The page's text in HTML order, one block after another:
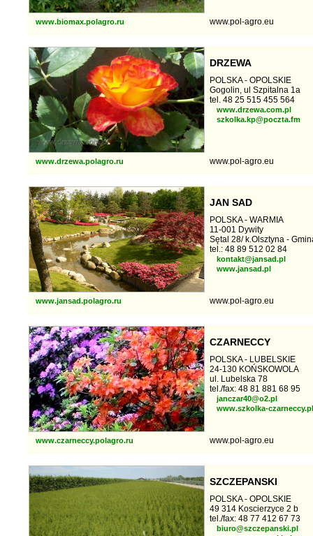
www.biomax.polagro.ru www.pol-agro.eu
DRZEWA
POLSKA - OPOLSKIE
Gogolin, ul Szpitalna 1a
tel. 48 25 515 455 564
www.drzewa.com.pl
szkolka.kp@poczta.fm
www.drzewa.polagro.ru www.pol-agro.eu
JAN SAD
POLSKA - WARMIA
11-001 Dywity
Sętal 28/ k.Olsztyna -
tel.: 48 89 512 02 84
kontakt@jansad.pl
www.jansad.pl
www.jansad.polagro.ru www.pol-agro.eu
CZARNECCY
POLSKA - LUBELSKIE
24-130 KOŃSKOWOLA
ul. Lubelska 78
tel./fax: 48 81 881 68 95
janczar40@o2.pl
www.szkolka-czarneccy.pl
www.czarneccy.polagro.ru www.pol-agro.eu
SZCZEPANSKI
POLSKA - OPOLSKIE
49 314 Koscierzyce 2 b
tel./fax: 48 77 412 67 73
biuro@szczepanski.pl